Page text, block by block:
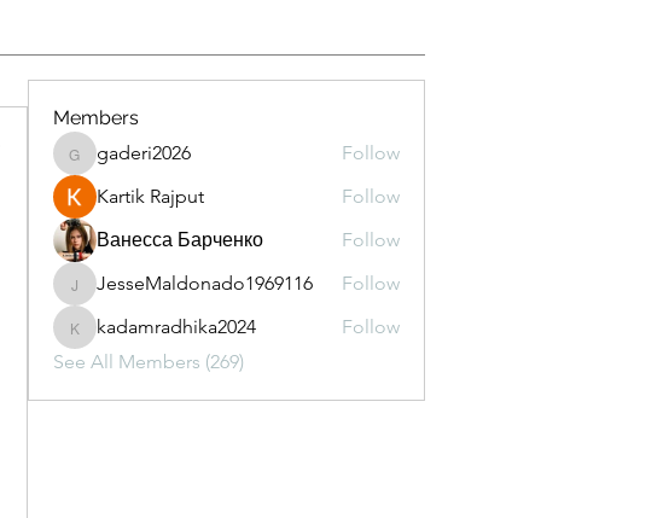
Members
gaderi2026
gaderi2026
Follow
Kartik Rajput
Follow
Ванесса Барченко
Follow
JesseMaldonado1969116
JesseMaldonado1969116 Follow
kadamradhika2024
kadamradhika2024
Follow
See All Members (269)